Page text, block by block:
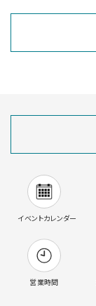
イベントカレンダー
営業時間